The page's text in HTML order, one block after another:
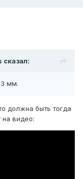
сказал:
3 мм.
должна быть тогда
на видео: